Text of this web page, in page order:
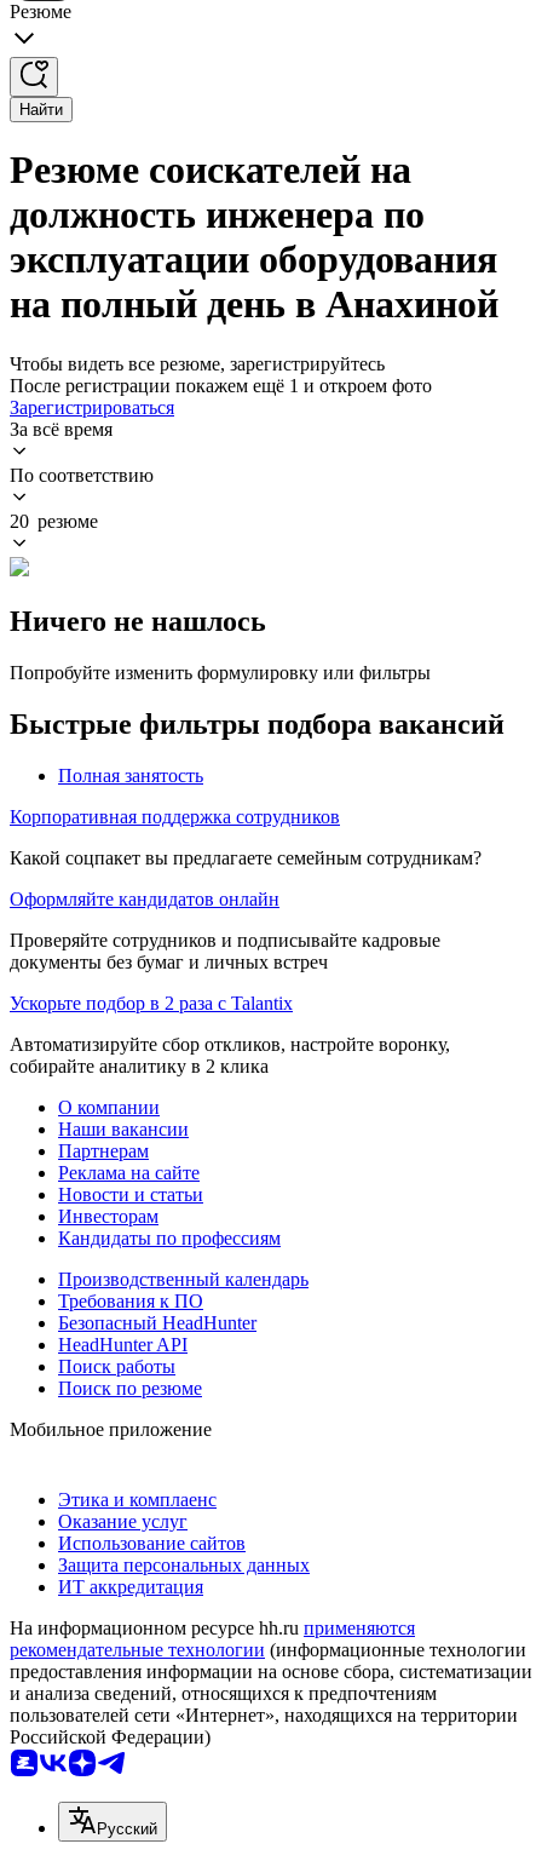
Резюме
Найти
Резюме соискателей на
должность инженера по
эксплуатации оборудования
на полный день в Анахиной
Чтобы видеть все резюме, зарегистрируйтесь
После регистрации покажем ещё 1 и откроем фото
Зарегистрироваться
За всё время
По соответствию
20 резюме
Ничего не нашлось
Попробуйте изменить формулировку или фильтры
Быстрые фильтры подбора вакансий
Полная занятость
Корпоративная поддержка сотрудников
Какой соцпакет вы предлагаете семейным сотрудникам?
Оформляйте кандидатов онлайн
Проверяйте сотрудников и подписывайте кадровые
документы без бумаг и личных встреч
Ускорьте подбор в 2 раза с Talantix
Автоматизируйте сбор откликов, настройте воронку,
собирайте аналитику в 2 клика
О компании
Наши вакансии
Партнерам
Реклама на сайте
Новости и статьи
Инвесторам
Кандидаты по профессиям
Производственный календарь
Требования к ПО
Безопасный HeadHunter
HeadHunter API
Поиск работы
Поиск по резюме
Мобильное приложение
Этика и комплаенс
Оказание услуг
Использование сайтов
Защита персональных данных
ИТ аккредитация
На информационном ресурсе hh.ru применяются
рекомендательные технологии (информационные технологии
предоставления информации на основе сбора, систематизации
и анализа сведений, относящихся к предпочтениям
пользователей сети «Интернет», находящихся на территории
Российской Федерации)
Русский